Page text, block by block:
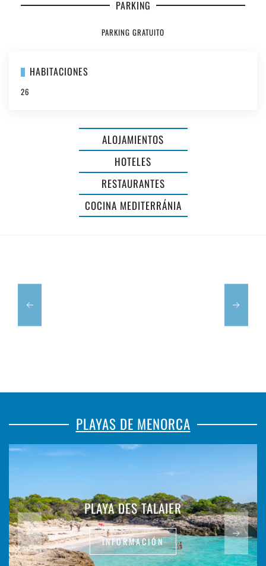
PARKING
PARKING GRATUITO
HABITACIONES
26
ALOJAMIENTOS
HOTELES
RESTAURANTES
COCINA MEDITERRÁNIA
RESTAURANTE
LLUCASALDENT
GRAN
ADULTS
PLAYAS DE MENORCA
PLAYA DES TALAIER
INFORMACIÓN